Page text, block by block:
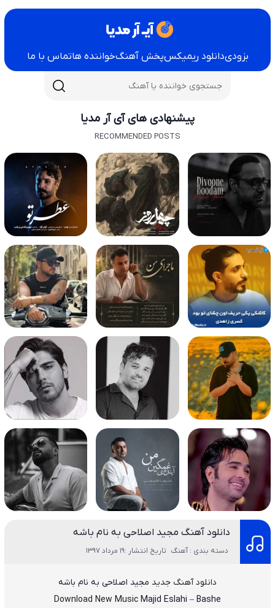
بزودیدانلود ریمیکسپخش آهنگخواننده هاتماس با ما
پیشنهادی های آی آر مدیا
RECOMMENDED POSTS
دانلود آهنگ مجید اصلاحی به نام باشه
دسته بندی : آهنگ تاریخ انتشار :19 مرداد 1397
دانلود آهنگ جدید مجید اصلاحی به نام باشه
Download New Music Majid Eslahi – Bashe